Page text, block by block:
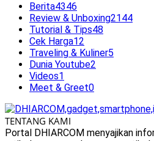
Berita4346
Review & Unboxing2144
Tutorial & Tips48
Cek Harga12
Traveling & Kuliner5
Dunia Youtube2
Videos1
Meet & Greet0
TENTANG KAMI
Portal DHIARCOM menyajikan